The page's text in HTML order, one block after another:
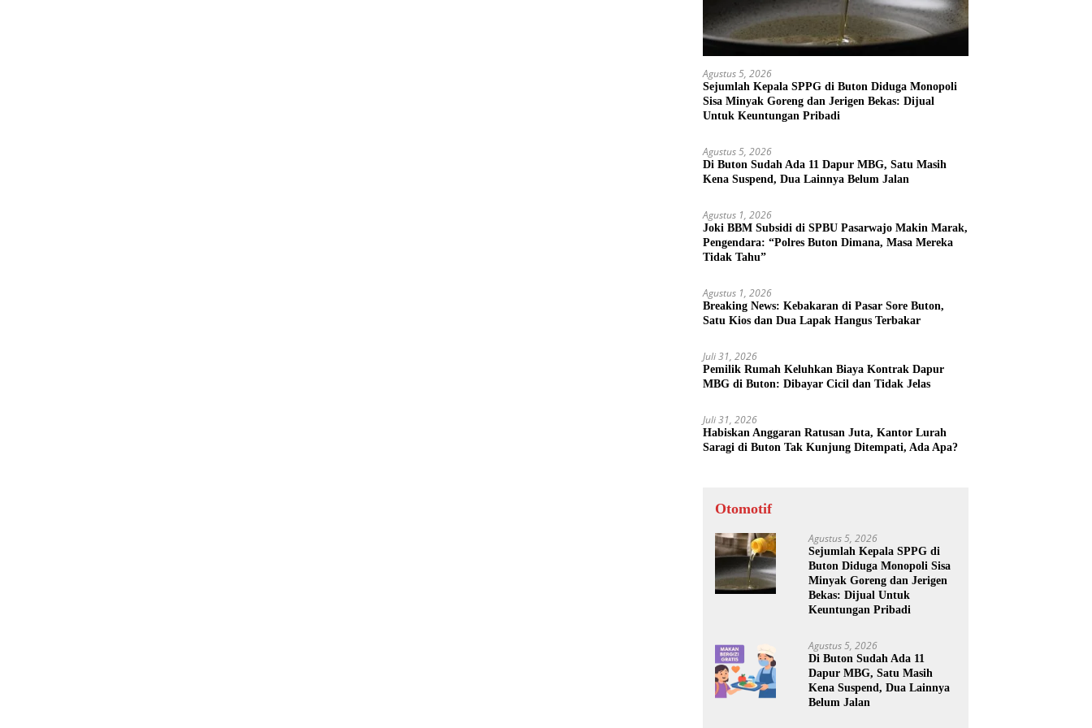
Agustus 5, 2026
Sejumlah Kepala SPPG di Buton Diduga Monopoli
Sisa Minyak Goreng dan Jerigen Bekas: Dijual
Untuk Keuntungan Pribadi
Agustus 5, 2026
Di Buton Sudah Ada 11 Dapur MBG, Satu Masih
Kena Suspend, Dua Lainnya Belum Jalan
Agustus 1, 2026
Joki BBM Subsidi di SPBU Pasarwajo Makin Marak,
Pengendara: “Polres Buton Dimana, Masa Mereka
Tidak Tahu”
Agustus 1, 2026
Breaking News: Kebakaran di Pasar Sore Buton,
Satu Kios dan Dua Lapak Hangus Terbakar
Juli 31, 2026
Pemilik Rumah Keluhkan Biaya Kontrak Dapur
MBG di Buton: Dibayar Cicil dan Tidak Jelas
Juli 31, 2026
Habiskan Anggaran Ratusan Juta, Kantor Lurah
Saragi di Buton Tak Kunjung Ditempati, Ada Apa?
Otomotif
Agustus 5, 2026
Sejumlah Kepala SPPG di
Buton Diduga Monopoli Sisa
Minyak Goreng dan Jerigen
Bekas: Dijual Untuk
Keuntungan Pribadi
Agustus 5, 2026
Di Buton Sudah Ada 11
Dapur MBG, Satu Masih
Kena Suspend, Dua Lainnya
Belum Jalan